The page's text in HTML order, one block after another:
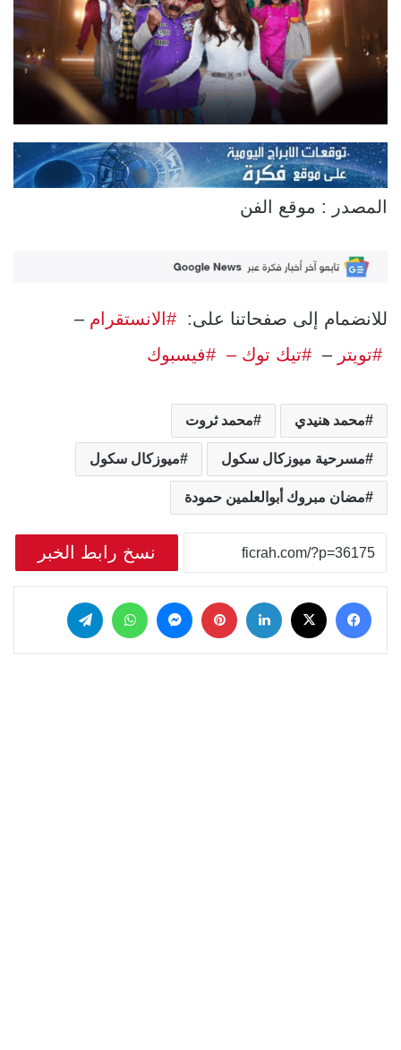
المصدر : موقع الفن
للانضمام إلى صفحاتنا على: #الانستقرام –
#تويتر – #تيك توك – #فيسبوك
محمد هنيدي محمد ثروت
مسرحية ميوزكال سكول ميوزكال سكول
مضان مبروك أبوالعلمين حمودة
نسخ رابط الخبر
فيسبوك لينكدإن بينتيريست
ماسنجر واتساب